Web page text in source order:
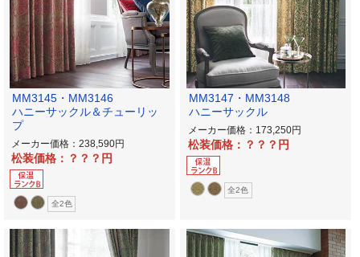
MM3145・MM3146
ハニーサックル＆チューリッ
プ
メーカー価格：238,590
松装価格：？？？
全2色
MM3147・MM3148
ハニーサックル
メーカー価格：173,250
松装価格：？？？
全2色